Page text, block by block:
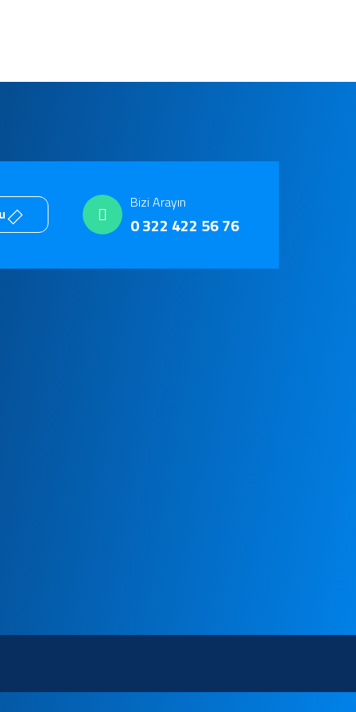
Bizi Arayın
0 322 422 56 76